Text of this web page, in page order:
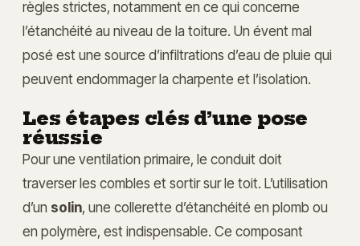
règles strictes, notamment en ce qui concerne
l’étanchéité au niveau de la toiture. Un évent mal
posé est une source d’infiltrations d’eau de pluie qui
peuvent endommager la charpente et l’isolation.
Les étapes clés d’une pose
réussie
Pour une ventilation primaire, le conduit doit
traverser les combles et sortir sur le toit. L’utilisation
d’un solin, une collerette d’étanchéité en plomb ou
en polymère, est indispensable. Ce composant